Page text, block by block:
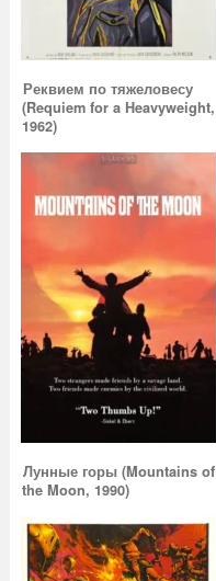
Реквием по тяжеловесу
(Requiem for a Heavyweight,
1962)
Лунные горы (Mountains of
the Moon, 1990)